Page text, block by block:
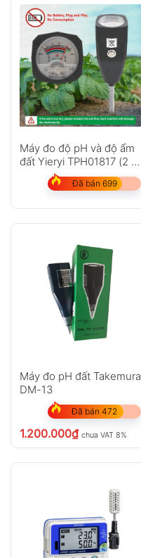
Máy đo độ pH và độ ẩm
đất Yieryi TPH01817 (2 in
Đã bán 699
Máy đo pH đất Takemura
DM-13
Đã bán 472
1.200.000₫ chưa VAT 8%